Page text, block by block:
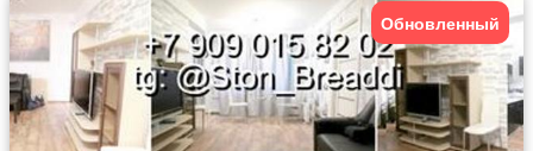
Обновленный